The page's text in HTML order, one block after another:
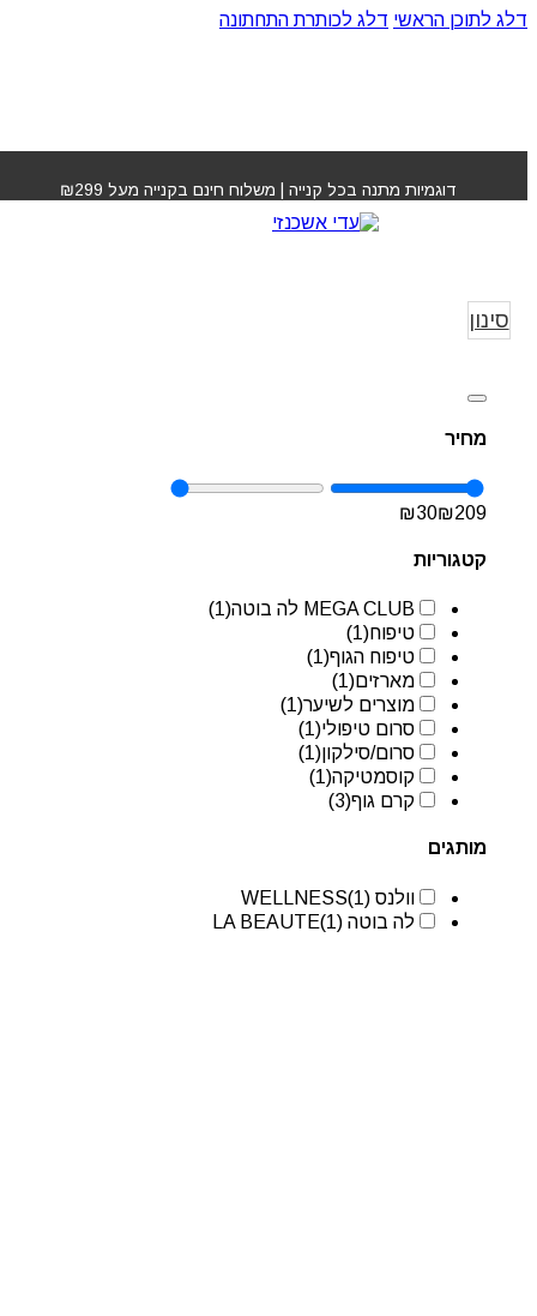
דלג לתוכן הראשי דלג לכותרת התחתונה
דוגמיות מתנה בכל קנייה | משלוח חינם בקנייה מעל ₪299
קרם גוף
סינון
מחיר
₪30₪209
קטגוריות
MEGA CLUB לה בוטה
(1)
טיפוח(1)
טיפוח הגוף(1)
מארזים(1)
מוצרים לשיער(1)
סרום טיפולי(1)
סרום/סילקון(1)
קוסמטיקה(1)
קרם גוף(3)
מותגים
וולנס WELLNESS(1)
לה בוטה LA BEAUTE(1)